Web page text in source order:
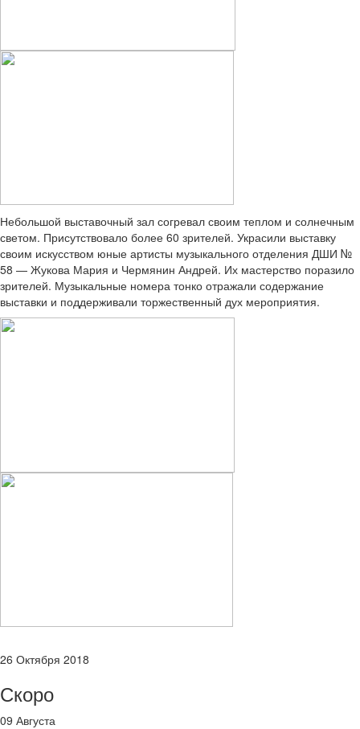
Небольшой выставочный зал согревал своим теплом и солнечным
светом. Присутствовало более 60 зрителей. Украсили выставку
своим искусством юные артисты музыкального отделения ДШИ №
58 — Жукова Мария и Чермянин Андрей. Их мастерство поразило
зрителей. Музыкальные номера тонко отражали содержание
выставки и поддерживали торжественный дух мероприятия.
26 Октября 2018
Скоро
09 Августа